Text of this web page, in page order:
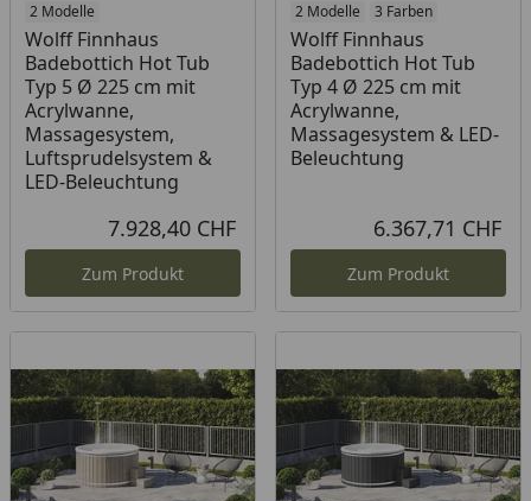
2 Modelle
Wolff Finnhaus
Badebottich Hot Tub
Typ 5 Ø 225 cm mit
Acrylwanne,
Massagesystem,
Luftsprudelsystem &
LED-Beleuchtung
7.928,40 CHF
Zum Produkt
2 Modelle 3 Farben
Wolff Finnhaus
Badebottich Hot Tub
Typ 4 Ø 225 cm mit
Acrylwanne,
Massagesystem & LED-
Beleuchtung
6.367,71 CHF
Zum Produkt